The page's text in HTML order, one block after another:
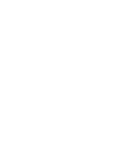
Moloch,
Cum